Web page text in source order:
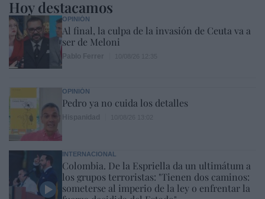
Hoy destacamos
OPINIÓN
Al final, la culpa de la invasión de Ceuta va a
ser de Meloni
OPINIÓN
Pedro ya no cuida los detalles
INTERNACIONAL
Colombia. De la Espriella da un ultimátum a
los grupos terroristas: "Tienen dos caminos:
someterse al imperio de la ley o enfrentar la